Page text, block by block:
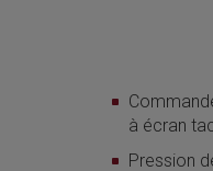
à écran
Pression